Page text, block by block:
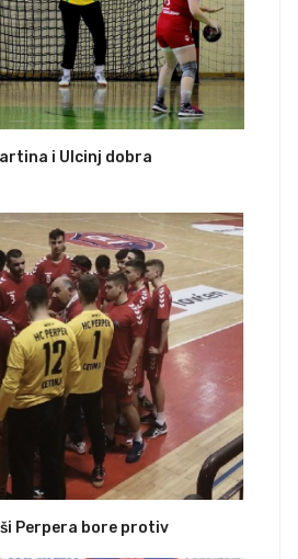
i Ulcinj dobra
Perpera bore protiv